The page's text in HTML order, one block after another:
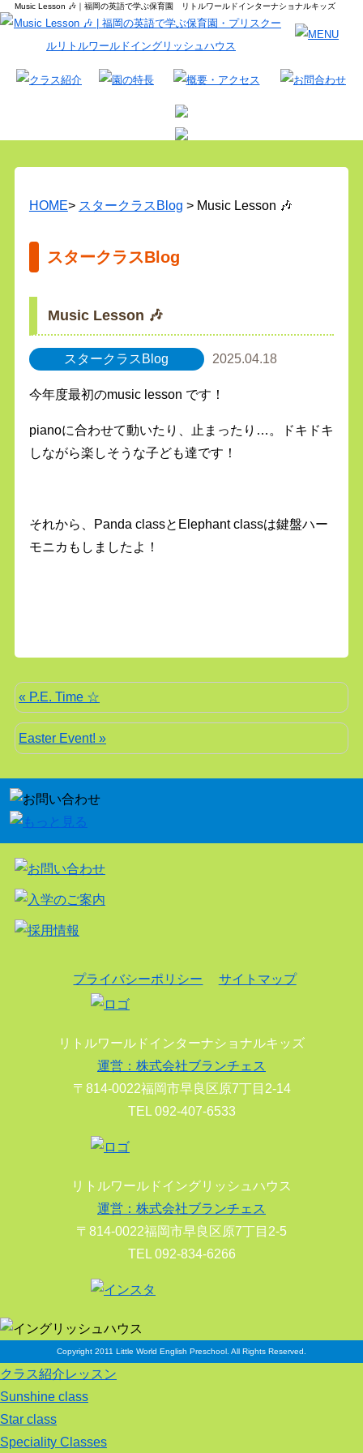
Music Lesson 🎶｜福岡の英語で学ぶ保育園 リトルワールドインターナショナルキッズ
HOME> スタークラスBlog > Music Lesson 🎶
スタークラスBlog
Music Lesson 🎶
スタークラスBlog 2025.04.18
今年度最初のmusic lesson です！
pianoに合わせて動いたり、止まったり…。ドキドキ
しながら楽しそうな子ども達です！
それから、Panda classとElephant classは鍵盤ハー
モニカもしましたよ！
« P.E. Time ☆
Easter Event! »
プライバシーポリシー サイトマップ
リトルワールドインターナショナルキッズ
運営：株式会社ブランチェス
〒814-0022福岡市早良区原7丁目2-14
TEL 092-407-6533
リトルワールドイングリッシュハウス
運営：株式会社ブランチェス
〒814-0022福岡市早良区原7丁目2-5
TEL 092-834-6266
Copyright 2011 Little World English Preschool. All Rights Reserved.
クラス紹介レッスン
Sunshine class
Star class
Speciality Classes